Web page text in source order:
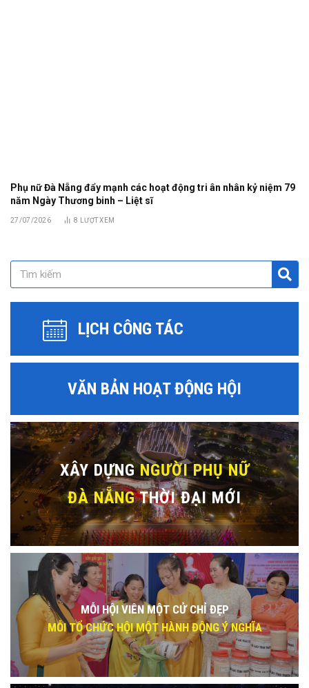
Phụ nữ Đà Nẵng đẩy mạnh các hoạt động tri ân nhân kỷ niệm 79
năm Ngày Thương binh – Liệt sĩ
27/07/2026 8 LƯỢT XEM
LỊCH CÔNG TÁC
VĂN BẢN HOẠT ĐỘNG HỘI
XÂY DỰNGNGƯỜI PHỤ NỮ
ĐÀ NẴNGTHỜI ĐẠI MỚI
MỖI HỘI VIÊN MỘT CỬ CHỈ ĐẸP
MỖI TỔ CHỨC HỘI MỘT HÀNH ĐỘNG Ý NGHĨA